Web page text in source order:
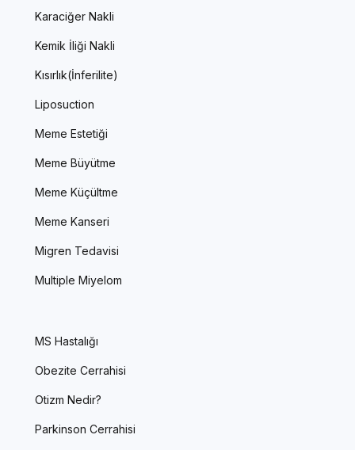
Karaciğer Nakli
Kemik İliği Nakli
Kısırlık(İnferilite)
Liposuction
Meme Estetiği
Meme Büyütme
Meme Küçültme
Meme Kanseri
Migren Tedavisi
Multiple Miyelom
MS Hastalığı
Obezite Cerrahisi
Otizm Nedir?
Parkinson Cerrahisi